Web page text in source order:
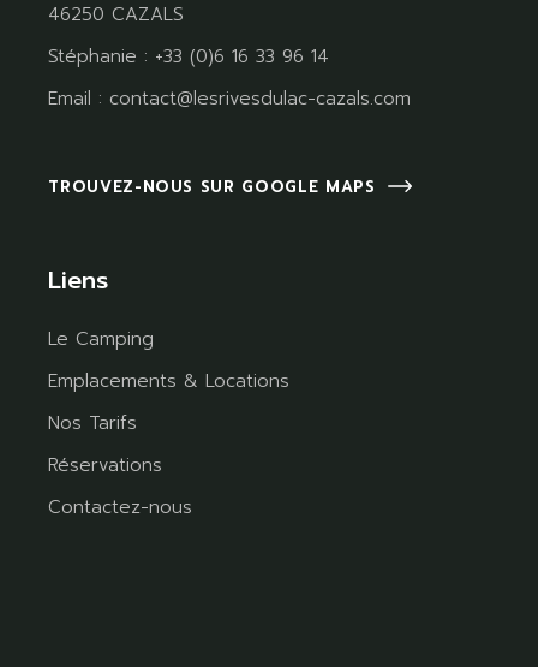
46250 CAZALS
Stéphanie : +33 (0)6 16 33 96 14
Email : contact@lesrivesdulac-cazals.com
TROUVEZ-NOUS SUR GOOGLE MAPS
Liens
Le Camping
Emplacements & Locations
Nos Tarifs
Réservations
Contactez-nous